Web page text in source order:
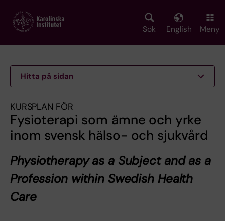
main
Sök English Meny
Hitta på sidan
KURSPLAN FÖR
Fysioterapi som ämne och yrke
inom svensk hälso- och sjukvård
Physiotherapy as a Subject and as a
Profession within Swedish Health
Care